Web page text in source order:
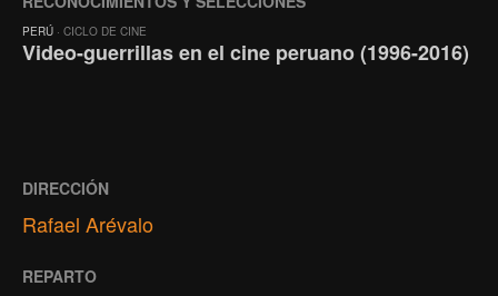
PERÚ · CICLO DE CINE
Video-guerrillas en el cine peruano (1996-2016)
DIRECCIÓN
Rafael Arévalo
REPARTO